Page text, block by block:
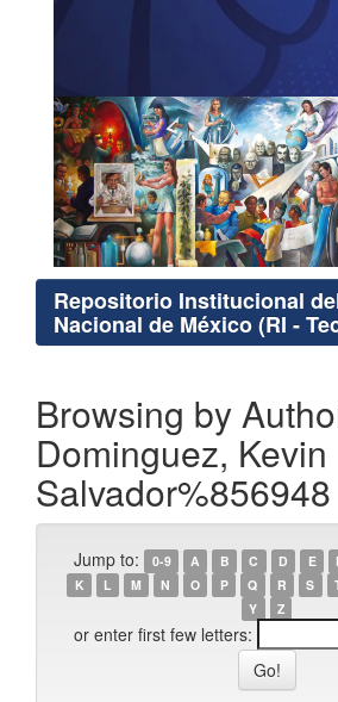
Repositorio Institucional
Nacional de México (RI -
Browsing by
Dominguez, Kevin
Salvador%856948
Jump to: 0-9 A B C D E
K
L M N O P Q R S
Y
Z
or enter first few letters: